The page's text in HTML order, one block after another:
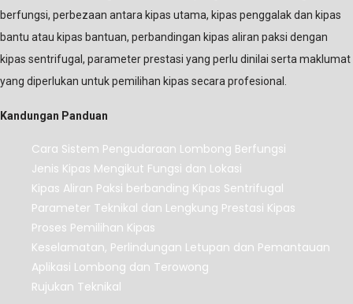
berfungsi, perbezaan antara kipas utama, kipas penggalak dan kipas
bantu atau kipas bantuan, perbandingan kipas aliran paksi dengan
kipas sentrifugal, parameter prestasi yang perlu dinilai serta maklumat
yang diperlukan untuk pemilihan kipas secara profesional.
Kandungan Panduan
Cara Sistem Pengudaraan Lombong Berfungsi
Jenis Kipas Mengikut Fungsi dan Lokasi
Kipas Aliran Paksi berbanding Kipas Sentrifugal
Parameter Teknikal dan Lengkung Prestasi Kipas
Proses Pemilihan Kipas
Keselamatan, Perlindungan Letupan dan Pemantauan
Aplikasi Lombong dan Terowong
Rujukan Teknikal